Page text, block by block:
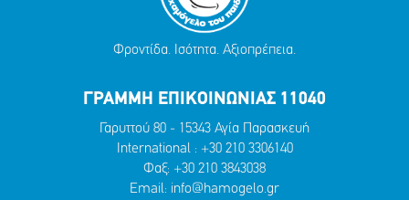
Φροντίδα. Ισότητα. Αξιοπρέπεια.
ΓΡΑΜΜΗ ΕΠΙΚΟΙΝΩΝΙΑΣ 11040
Γαρυττού 80 - 15343 Αγία Παρασκευή
International : +30 210 3306140
Φαξ: +30 210 3843038
Email: info@hamogelo.gr